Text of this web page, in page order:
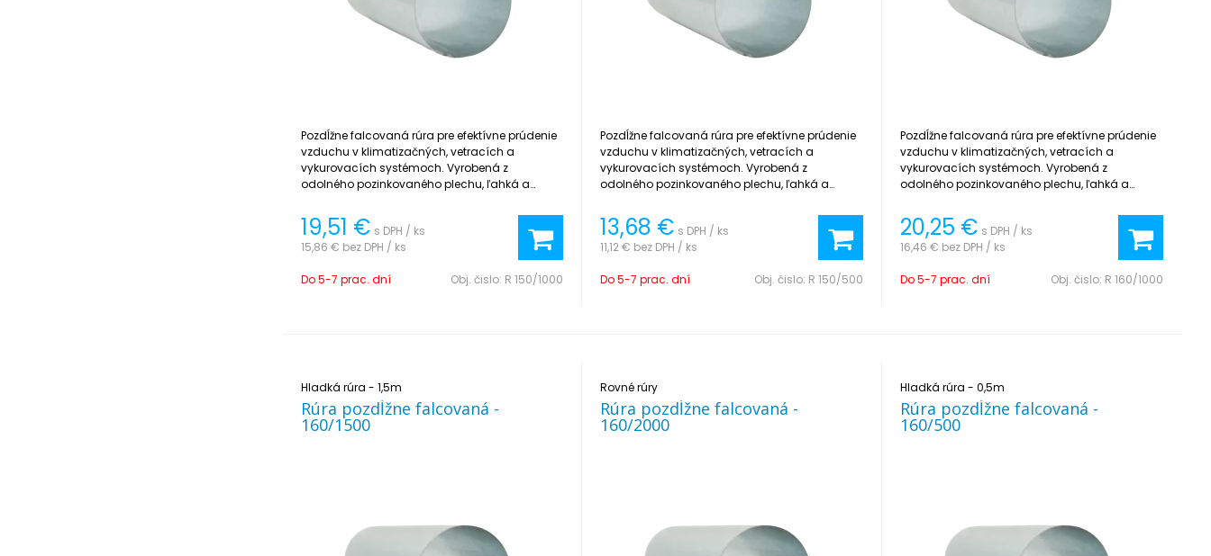
Pozdĺžne falcovaná rúra pre efektívne prúdenie
vzduchu v klimatizačných, vetracích a
vykurovacích systémoch. Vyrobená z
odolného pozinkovaného plechu, ľahká a
19,51 € s DPH / ks
15,86 € bez DPH / ks
Do 5-7 prac. dní Obj. čislo: R 150/1000
Pozdĺžne falcovaná rúra pre efektívne prúdenie
vzduchu v klimatizačných, vetracích a
vykurovacích systémoch. Vyrobená z
odolného pozinkovaného plechu, ľahká a
13,68 € s DPH / ks
11,12 € bez DPH / ks
Do 5-7 prac. dní Obj. čislo: R 150/500
Pozdĺžne falcovaná rúra pre efektívne prúdenie
vzduchu v klimatizačných, vetracích a
vykurovacích systémoch. Vyrobená z
odolného pozinkovaného plechu, ľahká a
20,25 € s DPH / ks
16,46 € bez DPH / ks
Do 5-7 prac. dní Obj. čislo: R 160/1000
Hladká rúra - 1,5m
Rúra pozdĺžne falcovaná -
160/1500
Rovné rúry
Rúra pozdĺžne falcovaná -
160/2000
Hladká rúra - 0,5m
Rúra pozdĺžne falcovaná -
160/500